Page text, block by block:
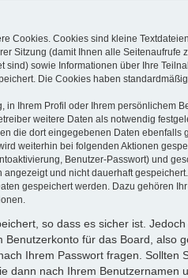
Cookies. Cookies sind kleine
Sitzung (damit Ihnen alle
sowie Informationen über Ihre
Die Cookies haben
Ihrem Profil oder Ihrem persönlichem
weitere Daten als notwendig
die dort eingegebenen Daten
weiterhin bei folgenden Aktionen
Benutzer-Passwort) und
angezeigt und nicht dauerhaft gespeichert.
gespeichert werden. Dazu gehören
so dass es sicher ist.
für das Board,
Ihrem Passwort fragen.
dann nach Ihrem